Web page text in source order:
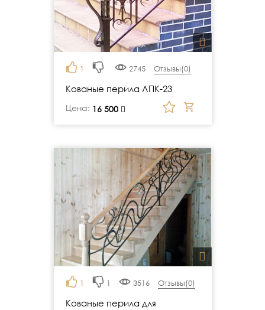
1 2745 Отзывы(0)
Кованые перила ЛПК-23
Цена: 16 500
руб.
1 1 3516 Отзывы(0)
Кованые перила для